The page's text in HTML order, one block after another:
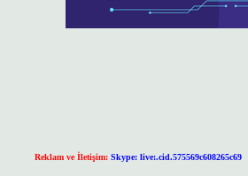
Reklam ve İletişim: Skype: live:.cid.575569c608265c69